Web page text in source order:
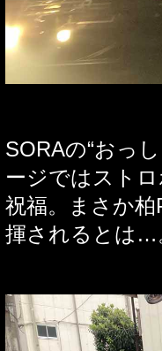
SORAの“おっ
ージではスト
祝福。まさか柏
揮されるとは …